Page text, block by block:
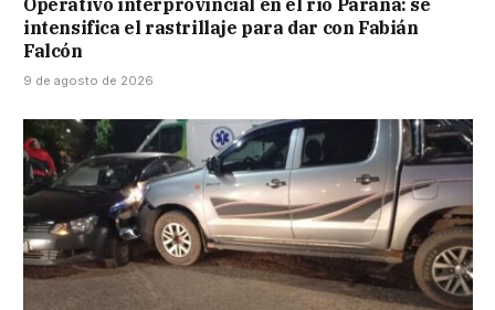
intensifica el rastrillaje para dar con Fabián
Falcón
9 de agosto de 2026